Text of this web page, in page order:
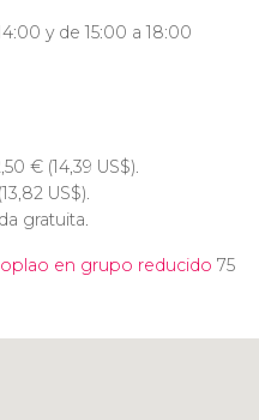
y de 15:00 a 18:00
€(14,39 US$).
US$).
gratuita.
en grupo reducido 75